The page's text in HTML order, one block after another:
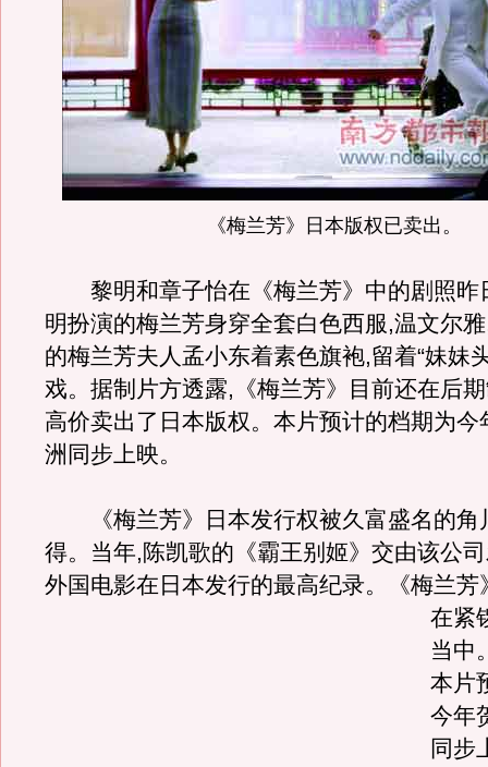
《梅兰芳》日本版权已卖出。
黎明和章子怡在《梅兰芳》中的剧照昨
明扮演的梅兰芳身穿全套白色西服,温文尔
的梅兰芳夫人孟小东着素色旗袍,留着“妹妹
戏。据制片方透露,《梅兰芳》目前还在后
高价卖出了日本版权。本片预计的档期为今
洲同步上映。
《梅兰芳》日本发行权被久富盛名的角
得。当年,陈凯歌的《霸王别姬》交由该公
外国电影在日本发行的最高纪录。
《梅兰
在紧
当中
本片
今年
同步